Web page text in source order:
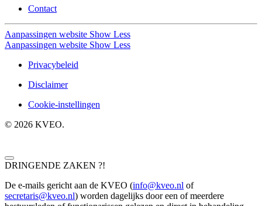
Contact
Aanpassingen website Show Less
Aanpassingen website Show Less
Privacybeleid
Disclaimer
Cookie-instellingen
© 2026 KVEO.
DRINGENDE ZAKEN ?!
De e-mails gericht aan de KVEO (info@kveo.nl of
secretaris@kveo.nl) worden dagelijks door een of meerdere